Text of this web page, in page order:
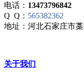
电话： 13473796842
Q Q： 565382362
地址：河北石家庄市
关于我们